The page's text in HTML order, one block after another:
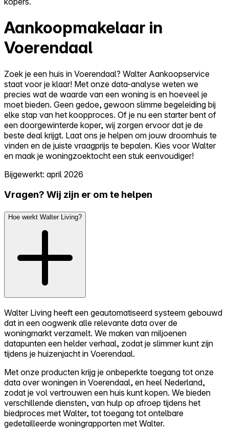
Aankoopmakelaar in
Voerendaal
Zoek je een huis in Voerendaal? Walter Aankoopservice
staat voor je klaar! Met onze data-analyse weten we
precies wat de waarde van een woning is en hoeveel je
moet bieden. Geen gedoe, gewoon slimme begeleiding bij
elke stap van het koopproces. Of je nu een starter bent of
een doorgewinterde koper, wij zorgen ervoor dat je de
beste deal krijgt. Laat ons je helpen om jouw droomhuis te
vinden en de juiste vraagprijs te bepalen. Kies voor Walter
en maak je woningzoektocht een stuk eenvoudiger!
Bijgewerkt: april 2026
Vragen? Wij zijn er om te helpen
Hoe werkt Walter Living?
Walter Living heeft een geautomatiseerd systeem gebouwd
dat in een oogwenk alle relevante data over de
woningmarkt verzamelt. We maken van miljoenen
datapunten een helder verhaal, zodat je slimmer kunt zijn
tijdens je huizenjacht in Voerendaal.
Met onze producten krijg je onbeperkte toegang tot onze
data over woningen in Voerendaal, en heel Nederland,
zodat je vol vertrouwen een huis kunt kopen. We bieden
verschillende diensten, van hulp op afroep tijdens het
biedproces met Walter, tot toegang tot ontelbare
gedetailleerde woningrapporten met Walter.